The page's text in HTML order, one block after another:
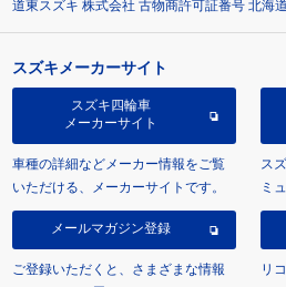
道東スズキ 株式会社 古物商許可証番号 北海
スズキメーカーサイト
スズキ四輪車
メーカーサイト
車種の詳細などメーカー情報をご覧
いただける、メーカーサイトです。
ス
ミ
メールマガジン登録
ご登録いただくと、さまざまな情報
リ